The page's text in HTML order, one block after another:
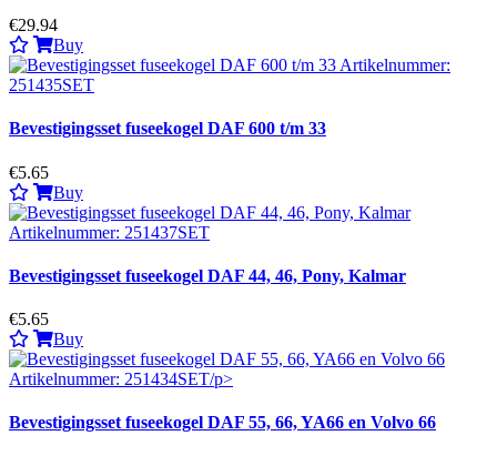
€29.94
Buy
Bevestigingsset fuseekogel DAF 600 t/m 33
€5.65
Buy
Bevestigingsset fuseekogel DAF 44, 46, Pony, Kalmar
€5.65
Buy
Bevestigingsset fuseekogel DAF 55, 66, YA66 en Volvo 66